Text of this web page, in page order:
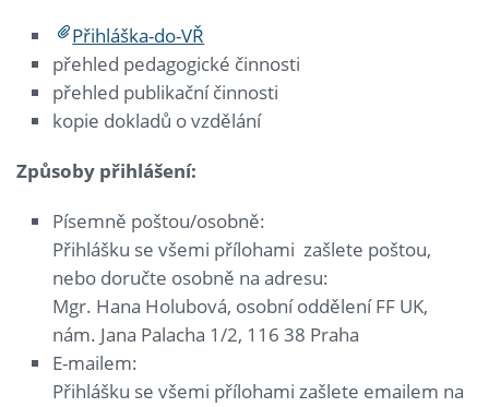
Přihláška-do-VŘ
přehled pedagogické činnosti
přehled publikační činnosti
kopie dokladů o vzdělání
Způsoby přihlášení:
Písemně poštou/osobně:
Přihlášku se všemi přílohami zašlete poštou,
nebo doručte osobně na adresu:
Mgr. Hana Holubová, osobní oddělení FF UK,
nám. Jana Palacha 1/2, 116 38 Praha
E-mailem:
Přihlášku se všemi přílohami zašlete emailem na